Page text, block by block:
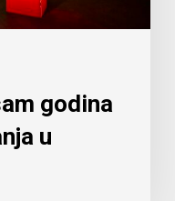
godina
u